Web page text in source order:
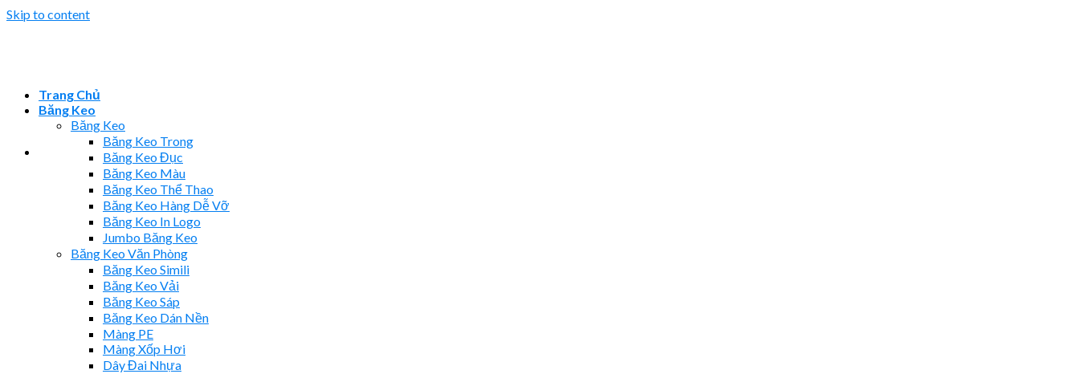
Skip to content
Trang Chủ
Băng Keo
Băng Keo
Băng Keo Trong
Băng Keo Đục
Băng Keo Màu
Băng Keo Thể Thao
Băng Keo Hàng Dễ Vỡ
Băng Keo In Logo
Jumbo Băng Keo
Băng Keo Văn Phòng
Băng Keo Simili
Băng Keo Vải
Băng Keo Sáp
Băng Keo Dán Nền
Màng PE
Màng Xốp Hơi
Dây Đai Nhựa